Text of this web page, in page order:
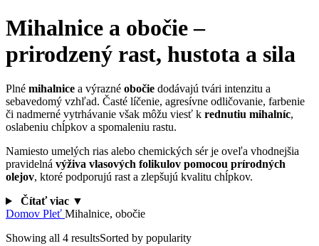
Mihalnice a obočie –
prirodzený rast, hustota a sila
Plné mihalnice a výrazné obočie dodávajú tvári intenzitu a
sebavedomý vzhľad. Časté líčenie, agresívne odličovanie, farbenie
či nadmerné vytrhávanie však môžu viesť k rednutiu mihalníc,
oslabeniu chĺpkov a spomaleniu rastu.
Namiesto umelých rias alebo chemických sér je oveľa vhodnejšia
pravidelná výživa vlasových folikulov pomocou prírodných
olejov, ktoré podporujú rast a zlepšujú kvalitu chĺpkov.
Čítať viac ▼
Domov Pleť Mihalnice, obočie
Showing all 4 resultsSorted by popularity